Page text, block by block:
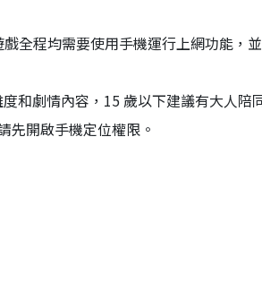
全程均需要使用手機運行上網功能，
和劇情內容，15 歲以下建議有大人陪
先開啟手機定位權限。